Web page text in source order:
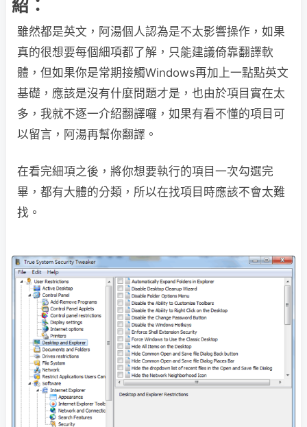
紹：
雖然都是英文，阿湯個人認為是不太影響操作，如果
真的很想要每個細項都了解，只能建議倚靠翻譯軟
體，但如果你是常期接觸Windows再加上一點點英文
基礎，應該是沒有什麼問題才是，也由於項目實在太
多，我就不逐一介紹翻譯囉，如果有看不懂的項目可
以留言，阿湯再幫你翻譯。
在看完細項之後，將你想要執行的項目一次勾選完
畢，都有大體的分類，所以在找項目時應該不會太難
找。